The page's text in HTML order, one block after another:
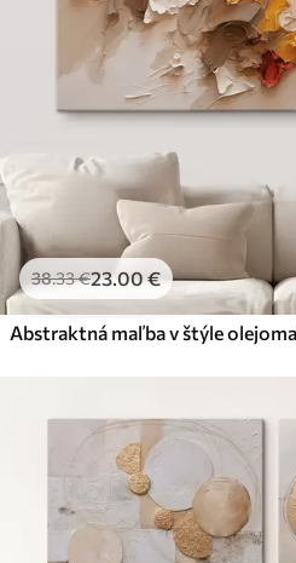
38.33€23.00€
Abstraktná maľba v štýle